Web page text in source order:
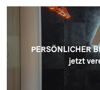
PERSÖNLICHER
jetzt